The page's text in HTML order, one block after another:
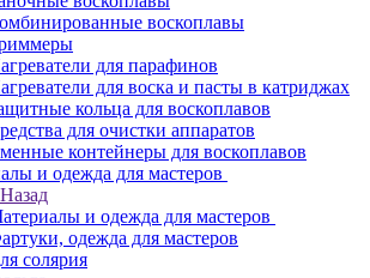
воскоплавы
для парафинов
для воска и пасты в катриджах
кольца для воскоплавов
для очистки аппаратов
контейнеры для воскоплавов
и одежда для мастеров
Назад
и одежда для мастеров
одежда для мастеров
солярия